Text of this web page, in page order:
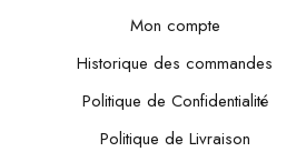
Mon compte
Historique des commandes
Politique de Confidentialité
Politique de Livraison